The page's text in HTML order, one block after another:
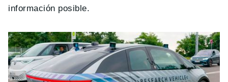
información posible.